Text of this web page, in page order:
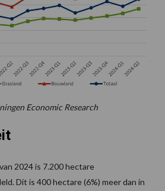
Economic Research
2024 is 7.200 hectare
Dit is 400 hectare (6%) meer dan in